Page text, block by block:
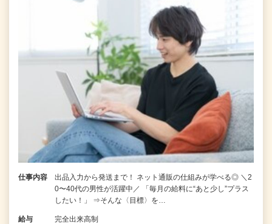
仕事内容
出品入力から発送まで！ ネット通販の仕組みが学べる◎ ＼2
0〜40代の男性が活躍中／ 「毎月の給料に“あと少し”プラス
したい！」 ⇒そんな〈目標〉を…
給与 完全出来高制